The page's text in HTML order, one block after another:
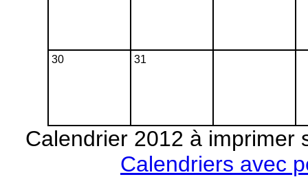
30 31
Calendrier 2012 à imprimer
Calendriers avec